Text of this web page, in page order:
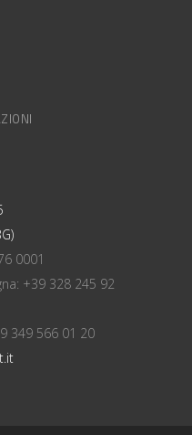
0001
+39 328 245 92
349 566 01 20